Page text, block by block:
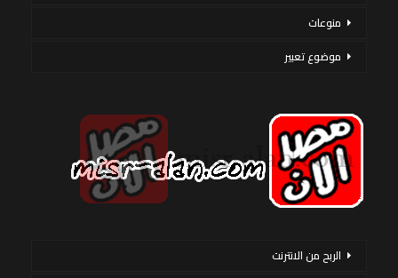
منوعات
موضوع تعبير
الربح من الانترنت